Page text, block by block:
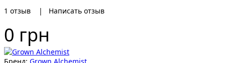
1 отзыв | Написать отзыв
0 грн